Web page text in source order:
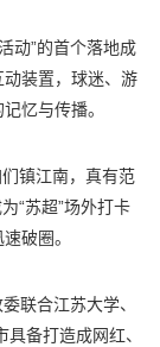
动”的首个落地成
动装置，球迷、游
忆与传播。
镇江南，真有范
“苏超”场外打卡
破圈。
联合江苏大学、
备打造成网红、